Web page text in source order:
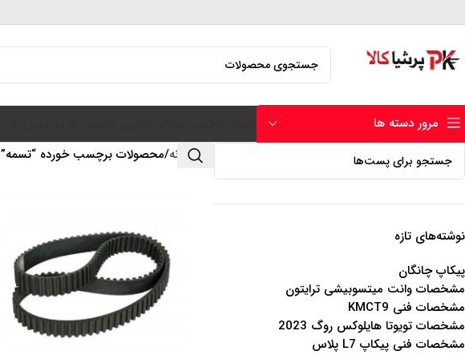
مرور دسته ها
نوشته‌های تازه
پیکاپ چانگان
مشخصات وانت میتسوبیشی ترایتون
مشخصات فنی KMCT9
مشخصات تویوتا هایلوکس روگ 2023
مشخصات فنی پیکاپ L7 پلاس
خانه محصولات برچسب خورده “تسمه”